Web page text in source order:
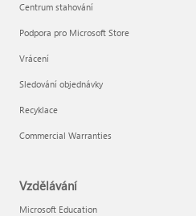
Centrum stahování
Podpora pro Microsoft Store
Vrácení
Sledování objednávky
Recyklace
Commercial Warranties
Vzdělávání
Microsoft Education